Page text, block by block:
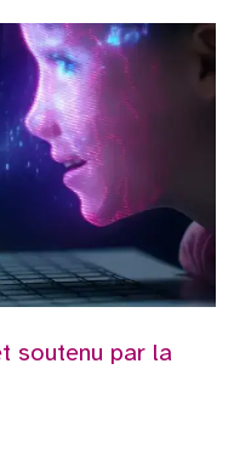
soutenu par la